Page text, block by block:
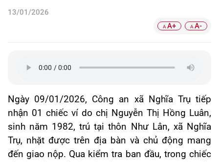
13/01/2026
A A+ A A-
Ngày 09/01/2026, Công an xã Nghĩa Trụ tiếp
nhận 01 chiếc ví do chị Nguyễn Thị Hồng Luân,
sinh năm 1982, trú tại thôn Như Lân, xã Nghĩa
Trụ, nhặt được trên địa bàn và chủ động mang
đến giao nộp. Qua kiểm tra ban đầu, trong chiếc